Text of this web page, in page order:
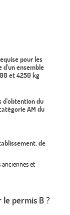
pour les
d'un ensemble
et 4250 kg
d'obtention du
AM du
de
et
le permis B ?